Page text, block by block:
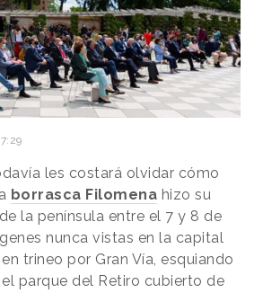
les costará olvidar cómo
borrasca Filomena hizo su
la península entre el 7 y 8 de
nunca vistas en la capital
trineo por Gran Vía, esquiando
parque del Retiro cubierto de